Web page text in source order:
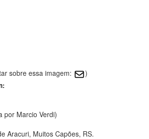
sobre essa imagem:
)
por Marcio Verdi)
Aracuri, Muitos Capões, RS.